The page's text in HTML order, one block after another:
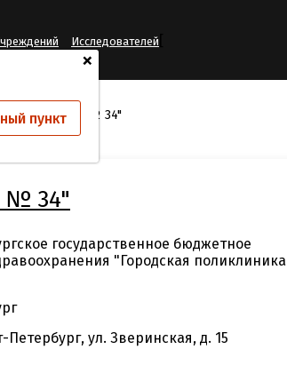
+
пункт
Исследователей
поликлиника № 34"
№ 34"
государственное бюджетное
"Городская поликлиника
Петербург, ул. Зверинская, д. 15